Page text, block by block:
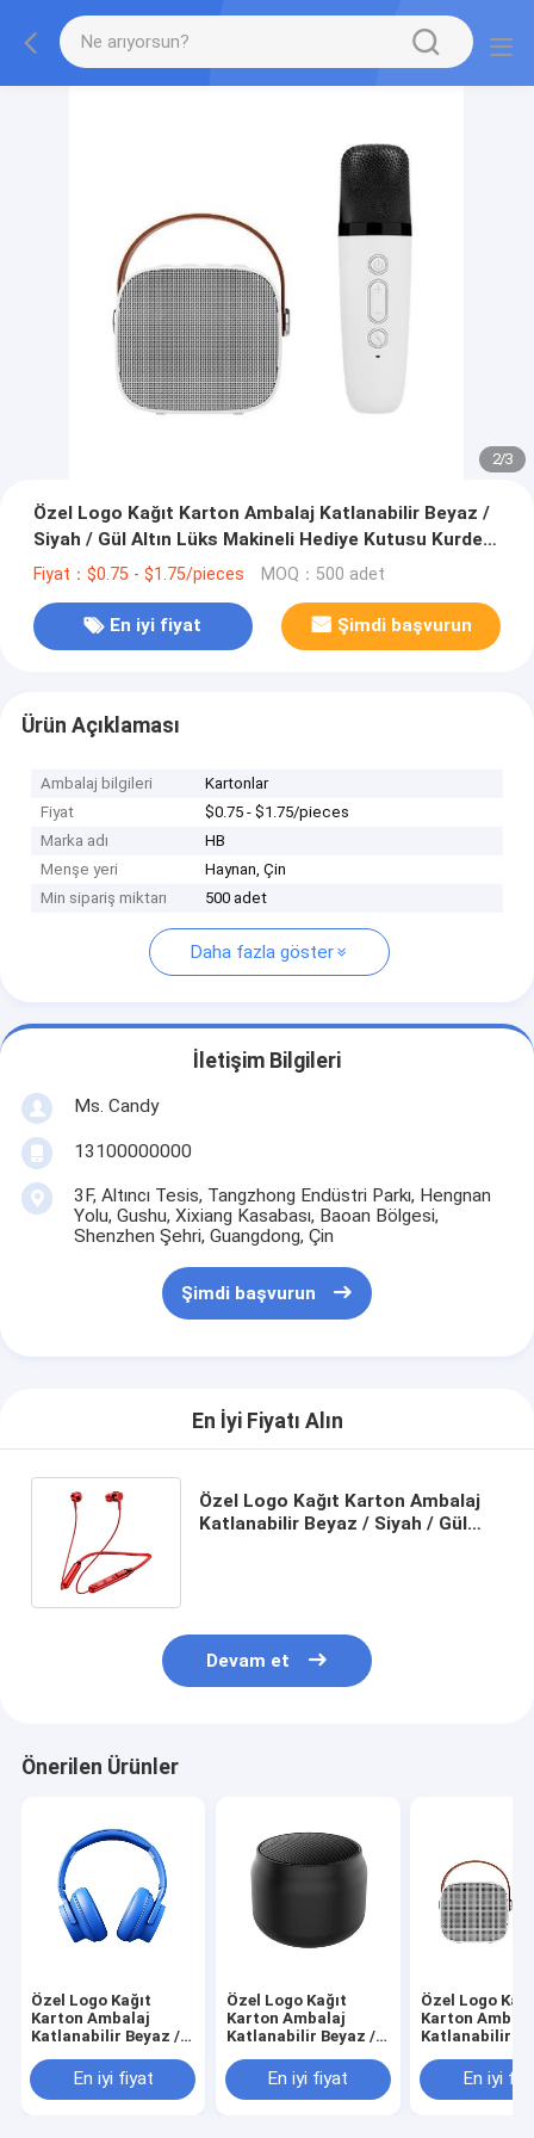
2/3
Özel Logo Kağıt Karton Ambalaj Katlanabilir Beyaz /
Siyah / Gül Altın Lüks Makineli Hediye Kutusu Kurdele
Kapalı
Fiyat：$0.75 - $1.75/pieces MOQ：500 adet
En iyi fiyat Şimdi başvurun
Ürün Açıklaması
Ambalaj bilgileri
Kartonlar
Fiyat
$0.75 - $1.75/pieces
Marka adı
HB
Menşe yeri
Haynan, Çin
Min sipariş miktarı
500 adet
Daha fazla göster
İletişim Bilgileri
Ms. Candy
13100000000
3F, Altıncı Tesis, Tangzhong Endüstri Parkı, Hengnan
Yolu, Gushu, Xixiang Kasabası, Baoan Bölgesi,
Shenzhen Şehri, Guangdong, Çin
Şimdi başvurun
En İyi Fiyatı Alın
Özel Logo Kağıt Karton Ambalaj
Katlanabilir Beyaz / Siyah / Gül
Devam et
Önerilen Ürünler
Özel Logo Kağıt
Karton Ambalaj
Katlanabilir Beyaz /
Makineli Hediye
Kutusu Kurdele
En iyi fiyat
Özel Logo Kağıt
Karton Ambalaj
Katlanabilir Beyaz /
Makineli Hediye
Kutusu Kurdele
En iyi fiyat
Özel Logo
Karton
Katlanabilir
Makineli
Kutusu
En iyi